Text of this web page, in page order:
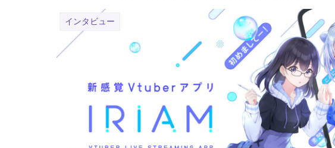
インタビュー